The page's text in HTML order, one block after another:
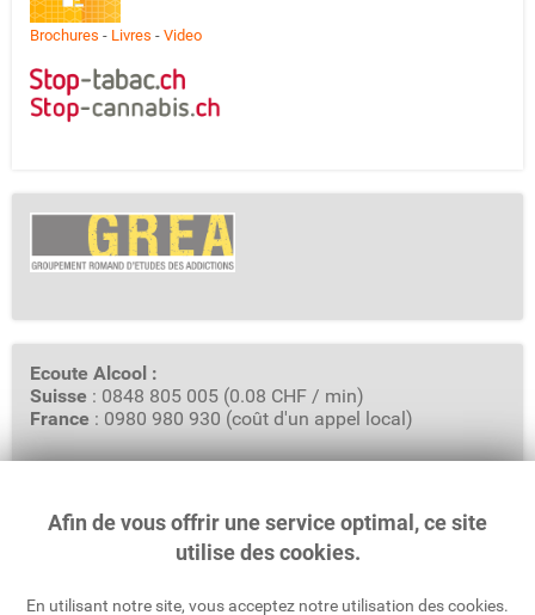
Brochures - Livres - Video
Ecoute Alcool :
Suisse : 0848 805 005 (0.08 CHF / min)
France : 0980 980 930 (coût d'un appel local)
GREA - Groupement Romand d'Etudes des Addictions
Rue Saint-Pierre 3, Case Postale 6319
Afin de vous offrir une service optimal, ce site
utilise des cookies.
En utilisant notre site, vous acceptez notre utilisation des cookies.